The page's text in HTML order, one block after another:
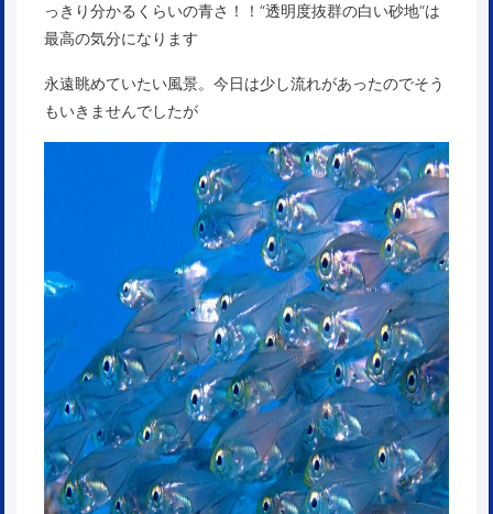
っきり分かるくらいの青さ！！“透明度抜群の白い砂地“は
最高の気分になります
永遠眺めていたい風景。今日は少し流れがあったのでそう
もいきませんでしたが